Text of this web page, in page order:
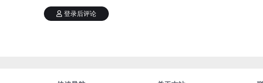
登录后评论